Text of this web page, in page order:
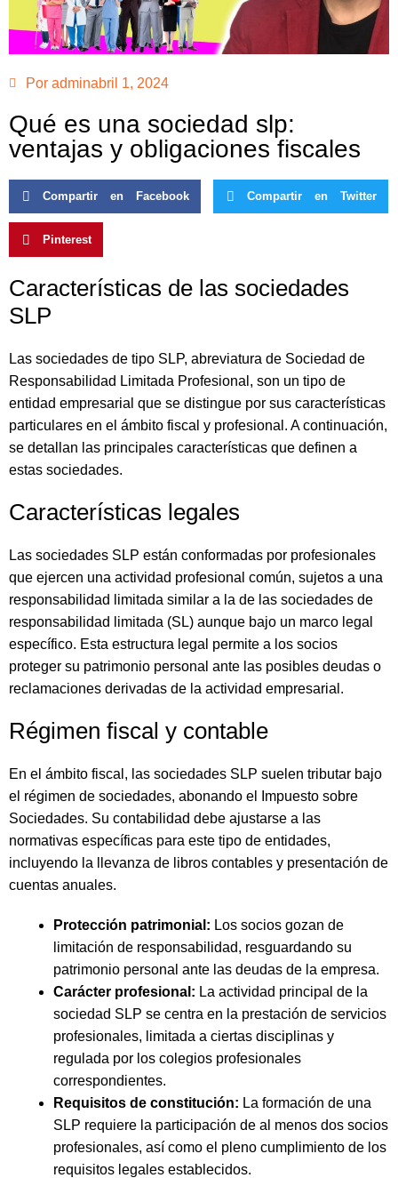
Por adminabril 1, 2024
Qué es una sociedad slp:
ventajas y obligaciones fiscales
Compartir en Facebook Compartir en Twitter
Pinterest
Características de las sociedades
SLP
Las sociedades de tipo SLP, abreviatura de Sociedad de
Responsabilidad Limitada Profesional, son un tipo de
entidad empresarial que se distingue por sus características
particulares en el ámbito fiscal y profesional. A continuación,
se detallan las principales características que definen a
estas sociedades.
Características legales
Las sociedades SLP están conformadas por profesionales
que ejercen una actividad profesional común, sujetos a una
responsabilidad limitada similar a la de las sociedades de
responsabilidad limitada (SL) aunque bajo un marco legal
específico. Esta estructura legal permite a los socios
proteger su patrimonio personal ante las posibles deudas o
reclamaciones derivadas de la actividad empresarial.
Régimen fiscal y contable
En el ámbito fiscal, las sociedades SLP suelen tributar bajo
el régimen de sociedades, abonando el Impuesto sobre
Sociedades. Su contabilidad debe ajustarse a las
normativas específicas para este tipo de entidades,
incluyendo la llevanza de libros contables y presentación de
cuentas anuales.
Protección patrimonial: Los socios gozan de
limitación de responsabilidad, resguardando su
patrimonio personal ante las deudas de la empresa.
Carácter profesional: La actividad principal de la
sociedad SLP se centra en la prestación de servicios
profesionales, limitada a ciertas disciplinas y
regulada por los colegios profesionales
correspondientes.
Requisitos de constitución: La formación de una
SLP requiere la participación de al menos dos socios
profesionales, así como el pleno cumplimiento de los
requisitos legales establecidos.